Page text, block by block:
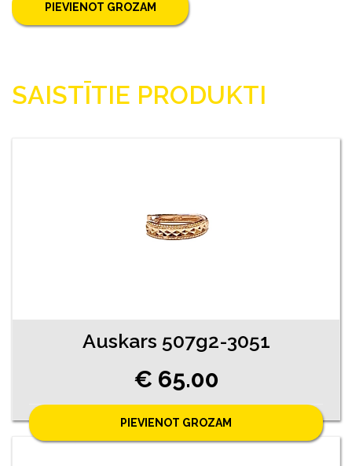
PIEVIENOT GROZAM
SAISTĪTIE PRODUKTI
Auskars 507g2-3051
€ 65.00
PIEVIENOT GROZAM